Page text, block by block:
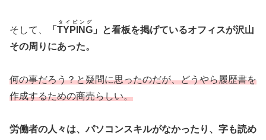
そして、 「 TYPING
タイピング
」と看板を掲げているオフィスが沢山
その周りにあった。
何の事だろう？と疑問に思ったのだが、どうやら履歴書を
作成するための商売らしい。
労働者の人々は、パソコンスキルがなかったり、字も読め